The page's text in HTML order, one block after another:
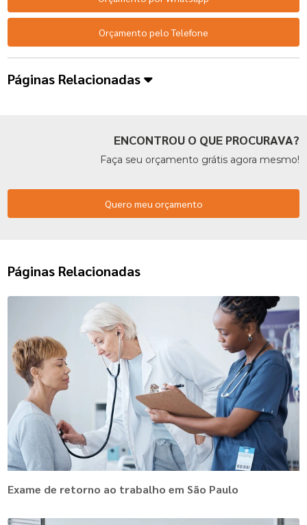
Orçamento pelo Telefone
Páginas Relacionadas
ENCONTROU O QUE PROCURAVA?
Faça seu orçamento grátis agora mesmo!
Quero meu orçamento
Páginas Relacionadas
Exame de retorno ao trabalho em São Paulo